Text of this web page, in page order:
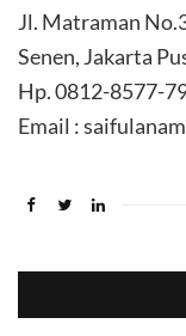
Jl. Matraman
Senen, Jakarta
Hp. 0812-8577-
Email :